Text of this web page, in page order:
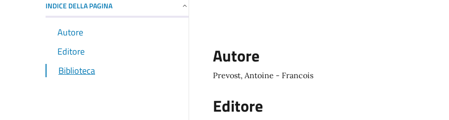
INDICE DELLA PAGINA
Autore
Editore
Biblioteca
Autore
Prevost, Antoine - Francois
Editore